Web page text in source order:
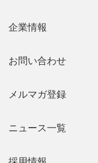
企業情報
お問い合わせ
メルマガ登録
ニュース一覧